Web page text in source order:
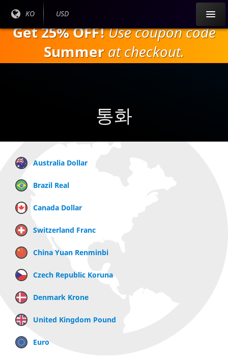
내
으
현재
:
KO
현재
USD
Get 25% OFF!Use coupon code
Summer at checkout.
통화
Australia Dollar
Brazil Real
Canada Dollar
Switzerland Franc
China Yuan Renminbi
Czech Republic Koruna
Denmark Krone
United Kingdom Pound
Euro